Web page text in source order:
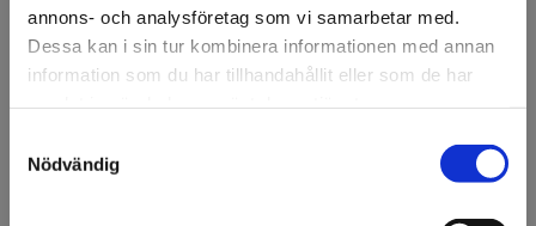
annons- och analysföretag som vi samarbetar med.
Dessa kan i sin tur kombinera informationen med annan
information som du har tillhandahållit eller som de har
Nödvändig
användningsområden är konferensrum, kontorsavskiljare,
entréer, glaspartier och andra interiöra glasytor där man
vill kombinera design, ljusinsläpp och avskärmning.
Leveransdatum varierar. Kontakta oss för leveranstid.